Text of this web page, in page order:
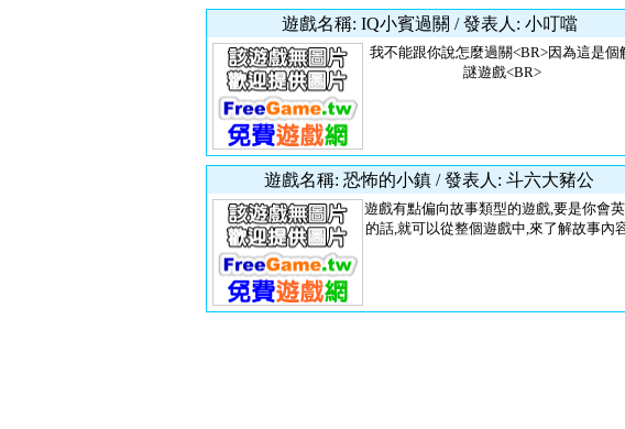
遊戲名稱: IQ小賓過關 / 發表人: 小叮噹
我不能跟你說怎麼過關<BR>因為這是個
謎遊戲<BR>
遊戲名稱: 恐怖的小鎮 / 發表人: 斗六大豬公
遊戲有點偏向故事類型的遊戲,要是你會
的話,就可以從整個遊戲中,來了解故事內